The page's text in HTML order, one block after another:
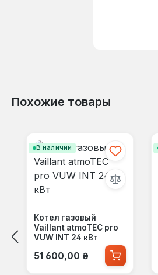
Похожие товары
В наличии
Котел газовый
Vaillant atmoTEC pro
VUW INT 24 кВт
Обычная цена:
51 600,00 ₴